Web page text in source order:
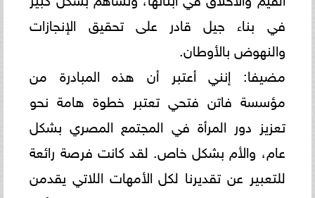
في بناء جيل قادر على تحقيق الإنجازات
والنهوض بالأوطان.
مضيفا: إنني أعتبر أن هذه المبادرة من
مؤسسة فاتن فتحي تعتبر خطوة هامة نحو
تعزيز دور المرأة في المجتمع المصري بشكل
عام، والأم بشكل خاص. لقد كانت فرصة رائعة
للتعبير عن تقديرنا لكل الأمهات اللاتي يقدمن